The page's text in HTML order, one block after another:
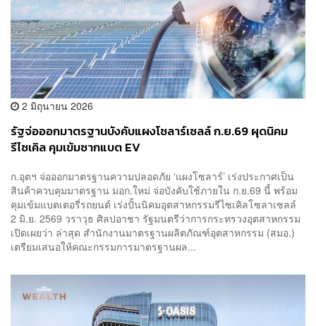
2 มิถุนายน 2026
รัฐจ่อออกมาตรฐานบังคับแผงโซลาร์เซลล์ ก.ย.69 ผุดนิคม
รีไซเคิล คุมเข้มซากแบต EV
ก.อุตฯ จ่อออกมาตรฐานความปลอดภัย ‘แผงโซลาร์’ เร่งประกาศเป็น
สินค้าควบคุมมาตรฐาน มอก.ใหม่ จ่อบังคับใช้ภายใน ก.ย.69 นี้ พร้อม
คุมเข้มแบตเตอรี่รถยนต์ เร่งปั้นนิคมอุตสาหกรรมรีไซเคิลโซลาเซลล์
2 มิ.ย. 2569 วราวุธ ศิลปอาชา รัฐมนตรีว่าการกระทรวงอุตสาหกรรม
เปิดเผยว่า ล่าสุด สำนักงานมาตรฐานผลิตภัณฑ์อุตสาหกรรม (สมอ.)
เตรียมเสนอให้คณะกรรมการมาตรฐานผล...